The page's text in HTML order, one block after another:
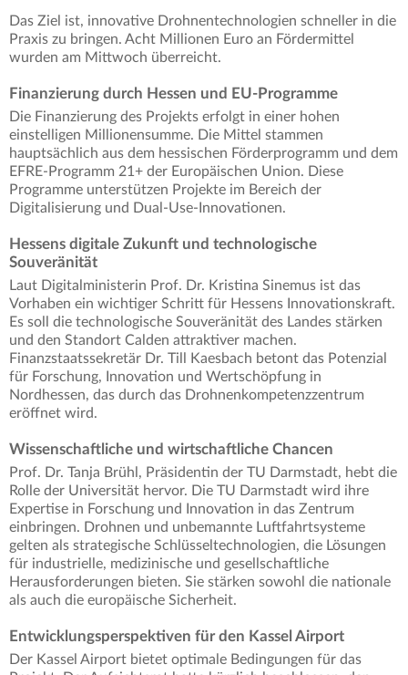
Das Ziel ist, innovative Drohnentechnologien schneller in die
Praxis zu bringen. Acht Millionen Euro an Fördermittel
wurden am Mittwoch überreicht.
Finanzierung durch Hessen und EU-Programme
Die Finanzierung des Projekts erfolgt in einer hohen
einstelligen Millionensumme. Die Mittel stammen
hauptsächlich aus dem hessischen Förderprogramm und dem
EFRE-Programm 21+ der Europäischen Union. Diese
Programme unterstützen Projekte im Bereich der
Digitalisierung und Dual-Use-Innovationen.
Hessens digitale Zukunft und technologische
Souveränität
Laut Digitalministerin Prof. Dr. Kristina Sinemus ist das
Vorhaben ein wichtiger Schritt für Hessens Innovationskraft.
Es soll die technologische Souveränität des Landes stärken
und den Standort Calden attraktiver machen.
Finanzstaatssekretär Dr. Till Kaesbach betont das Potenzial
für Forschung, Innovation und Wertschöpfung in
Nordhessen, das durch das Drohnenkompetenzzentrum
eröffnet wird.
Wissenschaftliche und wirtschaftliche Chancen
Prof. Dr. Tanja Brühl, Präsidentin der TU Darmstadt, hebt die
Rolle der Universität hervor. Die TU Darmstadt wird ihre
Expertise in Forschung und Innovation in das Zentrum
einbringen. Drohnen und unbemannte Luftfahrtsysteme
gelten als strategische Schlüsseltechnologien, die Lösungen
für industrielle, medizinische und gesellschaftliche
Herausforderungen bieten. Sie stärken sowohl die nationale
als auch die europäische Sicherheit.
Entwicklungsperspektiven für den Kassel Airport
Der Kassel Airport bietet optimale Bedingungen für das